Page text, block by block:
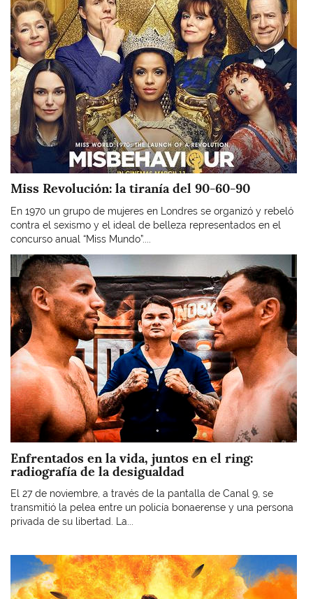
Miss Revolución: la tiranía del 90-60-90
En 1970 un grupo de mujeres en Londres se organizó y rebeló
contra el sexismo y el ideal de belleza representados en el
concurso anual “Miss Mundo”....
Imagen
Enfrentados en la vida, juntos en el ring:
radiografía de la desigualdad
El 27 de noviembre, a través de la pantalla de Canal 9, se
transmitió la pelea entre un policía bonaerense y una persona
privada de su libertad. La...
Imagen